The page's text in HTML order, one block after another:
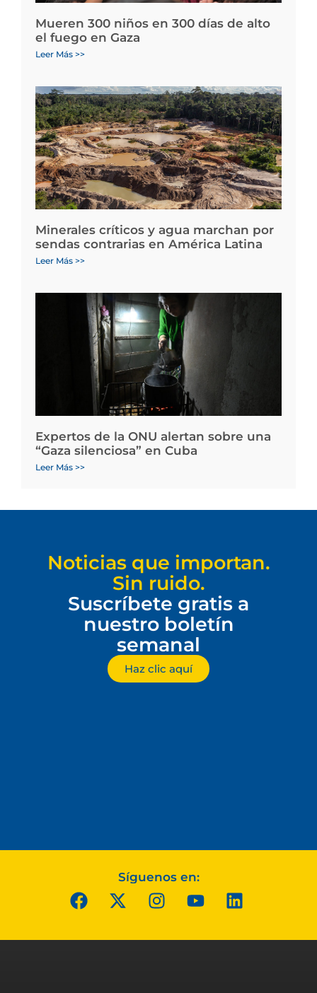
Mueren 300 niños en 300 días de alto
el fuego en Gaza
Leer Más >>
Minerales críticos y agua marchan por
sendas contrarias en América Latina
Leer Más >>
Expertos de la ONU alertan sobre una
“Gaza silenciosa” en Cuba
Leer Más >>
Noticias que importan.
Sin ruido.
Suscríbete gratis a
nuestro boletín
semanal
Haz clic aquí
Síguenos en: